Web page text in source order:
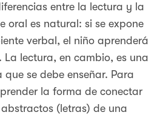
entre la lectura y la
oral es natural: si se expone
verbal, el niño aprenderá
lectura, en cambio, es una
se debe enseñar. Para
la forma de conectar
(letras) de una